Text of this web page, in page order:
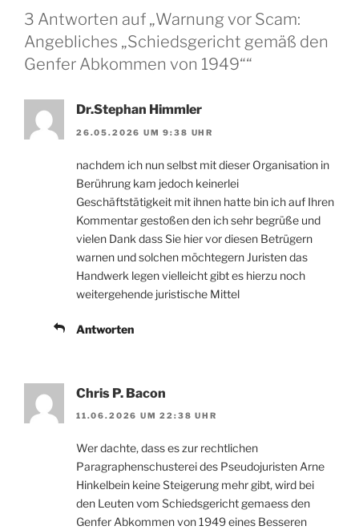
3 Antworten auf „Warnung vor Scam:
Angebliches „Schiedsgericht gemäß den
Genfer Abkommen von 1949““
Dr.Stephan Himmler
26.05.2026 UM 9:38 UHR
nachdem ich nun selbst mit dieser Organisation in
Berührung kam jedoch keinerlei
Geschäftstätigkeit mit ihnen hatte bin ich auf Ihren
Kommentar gestoßen den ich sehr begrüße und
vielen Dank dass Sie hier vor diesen Betrügern
warnen und solchen möchtegern Juristen das
Handwerk legen vielleicht gibt es hierzu noch
weitergehende juristische Mittel
Antworten
Chris P. Bacon
11.06.2026 UM 22:38 UHR
Wer dachte, dass es zur rechtlichen
Paragraphenschusterei des Pseudojuristen Arne
Hinkelbein keine Steigerung mehr gibt, wird bei
den Leuten vom Schiedsgericht gemaess den
Genfer Abkommen von 1949 eines Besseren